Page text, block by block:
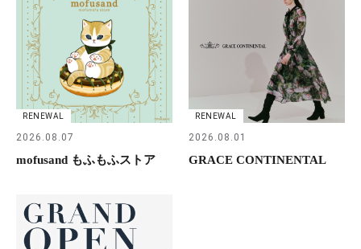
RENEWAL
2026.08.07
mofusand もふもふストア
RENEWAL
2026.08.01
GRACE CONTINENTAL